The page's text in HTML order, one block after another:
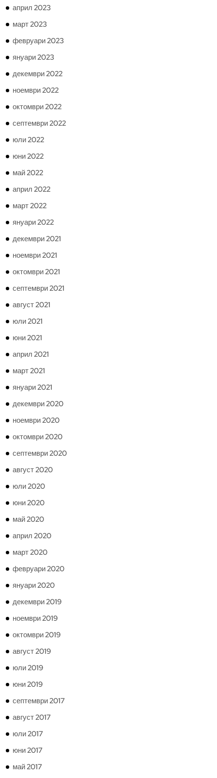
април 2023
март 2023
февруари 2023
януари 2023
декември 2022
ноември 2022
октомври 2022
септември 2022
юли 2022
юни 2022
май 2022
април 2022
март 2022
януари 2022
декември 2021
ноември 2021
октомври 2021
септември 2021
август 2021
юли 2021
юни 2021
април 2021
март 2021
януари 2021
декември 2020
ноември 2020
октомври 2020
септември 2020
август 2020
юли 2020
юни 2020
май 2020
април 2020
март 2020
февруари 2020
януари 2020
декември 2019
ноември 2019
октомври 2019
август 2019
юли 2019
юни 2019
септември 2017
август 2017
юли 2017
юни 2017
май 2017